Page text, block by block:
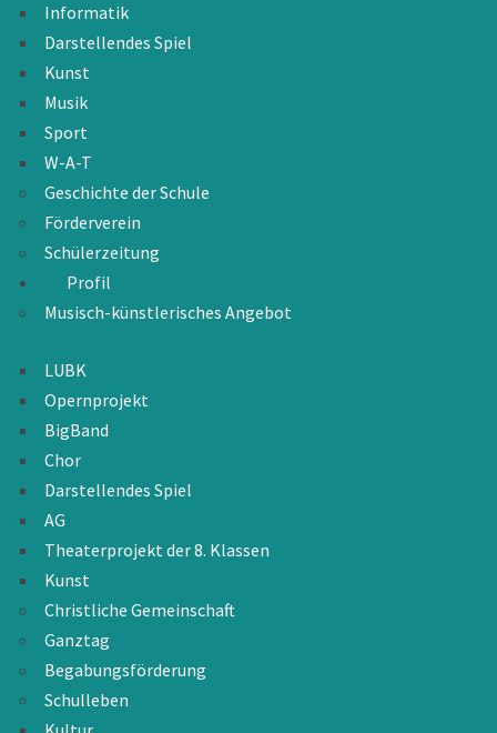
Informatik
Darstellendes Spiel
Kunst
Musik
Sport
W-A-T
Geschichte der Schule
Förderverein
Schülerzeitung
Profil
Musisch-künstlerisches Angebot
LUBK
Opernprojekt
BigBand
Chor
Darstellendes Spiel
AG
Theaterprojekt der 8. Klassen
Kunst
Christliche Gemeinschaft
Ganztag
Begabungsförderung
Schulleben